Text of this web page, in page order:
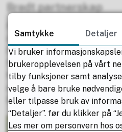
Bredt partnerskap
næringsliv og
Fylkeskommunen går inn
finansieringen.
Målet er tydelig: Mer gods på
en grønnere
Europa.
Samtykke Detaljer
Vi bruker
brukeropplevelsen på vårt
tilby funksjoner samt
velge å bare bruke
eller tilpasse bruk av
“Detaljer”. før du klikker på
Les mer om personvern hos